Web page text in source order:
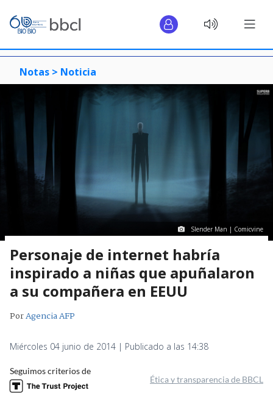
Notas > Noticia
Slender Man | Comicvine
Personaje de internet habría
inspirado a niñas que apuñalaron
a su compañera en EEUU
PorAgencia AFP
Miércoles 04 junio de 2014 | Publicado a las 14:38
Seguimos criterios de
Ética y transparencia de BBCL